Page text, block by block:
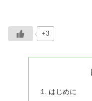
+3
はじめに